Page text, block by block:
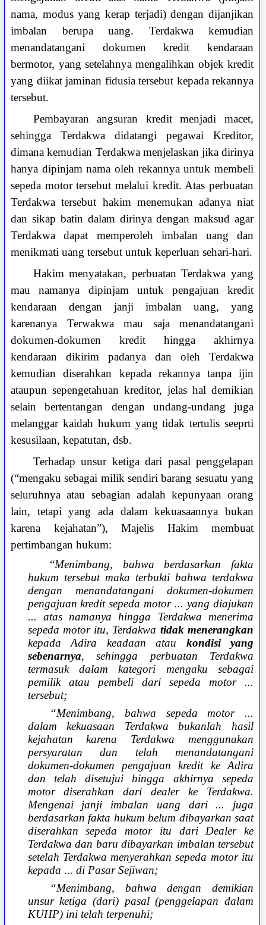
nama, modus yang kerap terjadi) dengan dijanjikan
imbalan berupa uang. Terdakwa kemudian
menandatangani dokumen kredit kendaraan
bermotor, yang setelahnya mengalihkan objek kredit
yang diikat jaminan fidusia tersebut kepada rekannya
tersebut.
Pembayaran angsuran kredit menjadi macet,
sehingga Terdakwa didatangi pegawai Kreditor,
dimana kemudian Terdakwa menjelaskan jika dirinya
hanya dipinjam nama oleh rekannya untuk membeli
sepeda motor tersebut melalui kredit. Atas perbuatan
Terdakwa tersebut hakim menemukan adanya niat
dan sikap batin dalam dirinya dengan maksud agar
Terdakwa dapat memperoleh imbalan uang dan
menikmati uang tersebut untuk keperluan sehari-hari.
Hakim menyatakan, perbuatan Terdakwa yang
mau namanya dipinjam untuk pengajuan kredit
kendaraan dengan janji imbalan uang, yang
karenanya Terwakwa mau saja menandatangani
dokumen-dokumen kredit hingga akhirnya
kendaraan dikirim padanya dan oleh Terdakwa
kemudian diserahkan kepada rekannya tanpa ijin
ataupun sepengetahuan kreditor, jelas hal demikian
selain bertentangan dengan undang-undang juga
melanggar kaidah hukum yang tidak tertulis seeprti
kesusilaan, kepatutan, dsb.
Terhadap unsur ketiga dari pasal penggelapan
(“mengaku sebagai milik sendiri barang sesuatu yang
seluruhnya atau sebagian adalah kepunyaan orang
lain, tetapi yang ada dalam kekuasaannya bukan
karena kejahatan”), Majelis Hakim membuat
pertimbangan hukum:
“Menimbang, bahwa berdasarkan fakta
hukum tersebut maka terbukti bahwa terdakwa
dengan menandatangani dokumen-dokumen
pengajuan kredit sepeda motor ... yang diajukan
... atas namanya hingga Terdakwa menerima
sepeda motor itu, Terdakwa tidak menerangkan
kepada Adira
keadaan atau kondisi yang
sebenarnya, sehingga perbuatan Terdakwa
termasuk dalam kategori mengaku sebagai
pemilik atau pembeli dari sepeda motor ...
tersebut;
“Menimbang, bahwa sepeda motor ...
dalam kekuasaan Terdakwa bukanlah hasil
kejahatan karena Terdakwa menggunakan
persyaratan dan telah menandatangani
dokumen-dokumen pengajuan kredit ke Adira
dan telah disetujui hingga akhirnya sepeda
motor diserahkan dari dealer ke Terdakwa.
Mengenai janji imbalan uang dari ... juga
berdasarkan fakta hukum belum dibayarkan saat
diserahkan sepeda motor itu dari Dealer ke
Terdakwa dan baru dibayarkan imbalan tersebut
setelah Terdakwa menyerahkan sepeda motor itu
kepada ... di Pasar Sejiwan;
“Menimbang, bahwa dengan demikian
unsur ketiga (dari) pasal (penggelapan dalam
KUHP) ini telah terpenuhi;